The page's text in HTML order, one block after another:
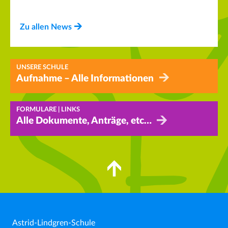
Zu allen News
UNSERE SCHULE
Aufnahme – Alle Informationen
FORMULARE | LINKS
Alle Dokumente, Anträge, etc…
Astrid-Lindgren-Schule